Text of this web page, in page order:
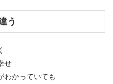
う
せ
わかっていても